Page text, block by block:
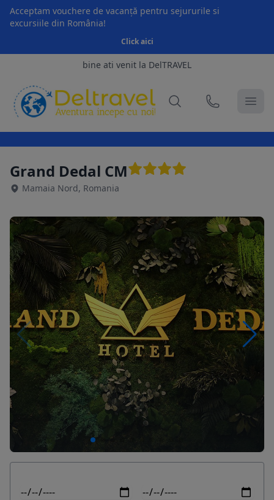
Acceptam vouchere de vacanță pentru sejururile si
excursiile din România!
Click aici
bine ati venit la DelTRAVEL
Grand Dedal CM
Mamaia Nord, Romania